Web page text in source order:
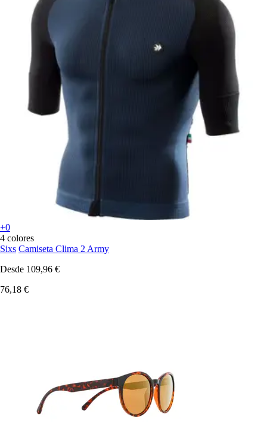
+0
4 colores
Sixs Camiseta Clima 2 Army
Desde 109,96 €
76,18 €